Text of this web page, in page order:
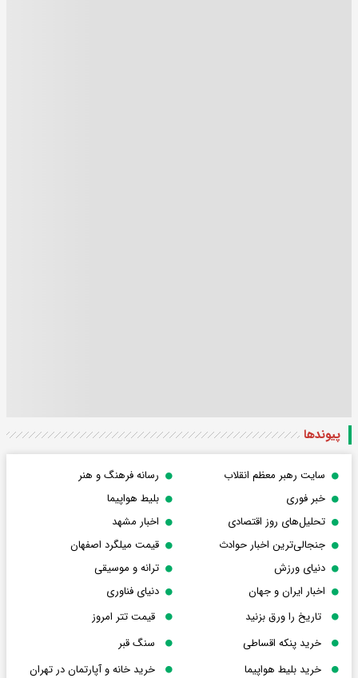
پیوندها
سایت رهبر معظم انقلاب
رسانه فرهنگ و هنر
خبر فوری
بلیط هواپیما
تحلیل‌های روز اقتصادی
اخبار مشهد
جنجالی‌ترین اخبار حوادث
قیمت میلگرد اصفهان
دنیای ورزش
ترانه و موسیقی
اخبار ایران و جهان
دنیای فناوری
تاریخ را ورق بزنید
قیمت تتر امروز
خرید پنکه اقساطی
سنگ قبر
خرید بلیط هواپیما
خرید خانه و آپارتمان در تهران